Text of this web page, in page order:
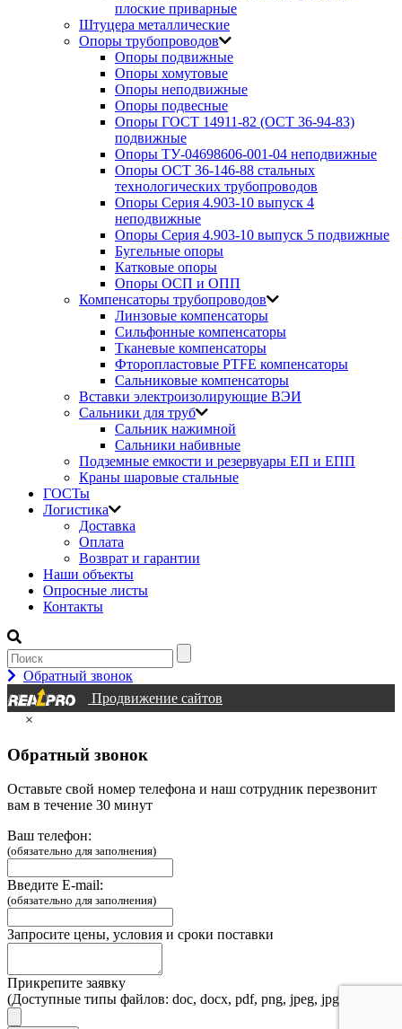
плоские приварные
Штуцера металлические
Опоры трубопроводов
Опоры подвижные
Опоры хомутовые
Опоры неподвижные
Опоры подвесные
Опоры ГОСТ 14911-82 (ОСТ 36-94-83)
подвижные
Опоры ТУ-04698606-001-04 неподвижные
Опоры ОСТ 36-146-88 стальных
технологических трубопроводов
Опоры Серия 4.903-10 выпуск 4
неподвижные
Опоры Серия 4.903-10 выпуск 5 подвижные
Бугельные опоры
Катковые опоры
Опоры ОСП и ОПП
Компенсаторы трубопроводов
Линзовые компенсаторы
Сильфонные компенсаторы
Тканевые компенсаторы
Фторопластовые PTFE компенсаторы
Сальниковые компенсаторы
Вставки электроизолирующие ВЭИ
Сальники для труб
Сальник нажимной
Сальники набивные
Подземные емкости и резервуары ЕП и ЕПП
Краны шаровые стальные
ГОСТы
Логистика
Доставка
Оплата
Возврат и гарантии
Наши объекты
Опросные листы
Контакты
Обратный звонок
Продвижение сайтов
×
Обратный звонок
Оставьте свой номер телефона и наш сотрудник перезвонит
вам в течение 30 минут
Ваш телефон:
(обязательно для заполнения)
Введите E-mail:
(обязательно для заполнения)
Запросите цены, условия и сроки поставки
Прикрепите заявку
(Доступные типы файлов: doc, docx, pdf, png, jpeg, jpg, webp)